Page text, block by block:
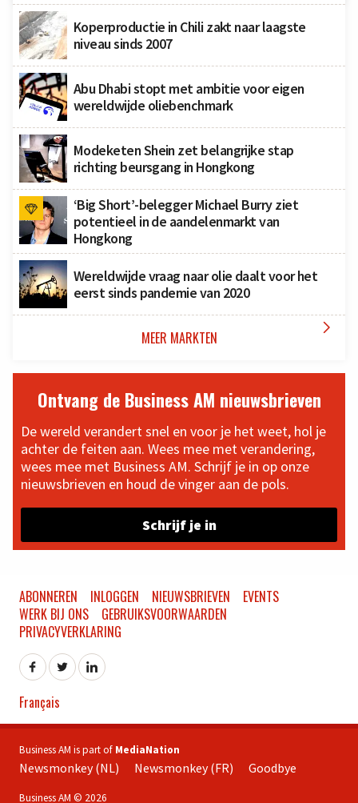
Koperproductie in Chili zakt naar laagste
niveau sinds 2007
Abu Dhabi stopt met ambitie voor eigen
wereldwijde oliebenchmark
Modeketen Shein zet belangrijke stap
richting beursgang in Hongkong
‘Big Short’-belegger Michael Burry ziet
potentieel in de aandelenmarkt van
Hongkong
Wereldwijde vraag naar olie daalt voor het
eerst sinds pandemie van 2020
MEER MARKTEN 
Ontvang de Business AM nieuwsbrieven
De wereld verandert snel en voor je het weet, hol je
achter de feiten aan. Wees mee met verandering,
wees mee met Business AM. Schrijf je in op onze
nieuwsbrieven en houd de vinger aan de pols.
Schrijf je in
ABONNEREN INLOGGEN NIEUWSBRIEVEN
EVENTS
WERK BIJ ONS
GEBRUIKSVOORWAARDEN
PRIVACYVERKLARING
Français
Business AM is part of MediaNation
Newsmonkey (NL) Newsmonkey (FR) Goodbye
Business AM © 2026